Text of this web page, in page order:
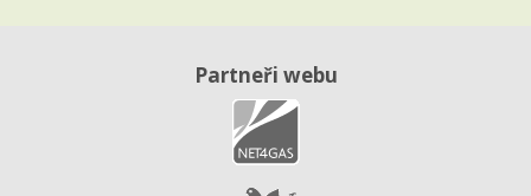
Partneři webu